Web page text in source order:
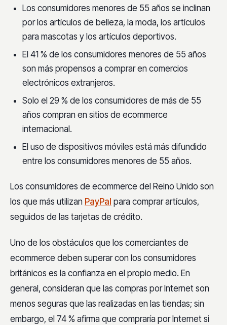
Los consumidores menores de 55 años se inclinan
por los artículos de belleza, la moda, los artículos
para mascotas y los artículos deportivos.
El 41 % de los consumidores menores de 55 años
son más propensos a comprar en comercios
electrónicos extranjeros.
Solo el 29 % de los consumidores de más de 55
años compran en sitios de ecommerce
internacional.
El uso de dispositivos móviles está más difundido
entre los consumidores menores de 55 años.
Los consumidores de ecommerce del Reino Unido son
los que más utilizan PayPal para comprar artículos,
seguidos de las tarjetas de crédito.
Uno de los obstáculos que los comerciantes de
ecommerce deben superar con los consumidores
británicos es la confianza en el propio medio. En
general, consideran que las compras por Internet son
menos seguras que las realizadas en las tiendas; sin
embargo, el 74 % afirma que compraría por Internet si